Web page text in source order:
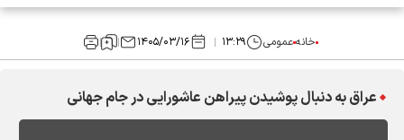
خانهعمومی ۱۳:۲۹ ۱۴۰۵/۰۳/۱۶
عراق به دنبال پوشیدن پيراهن عاشورایی در جام جهانی